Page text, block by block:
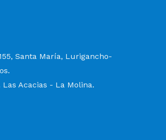
Santa María, Lurigancho-
Acacias - La Molina.